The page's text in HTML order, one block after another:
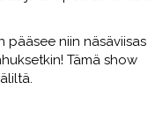
pääsee niin näsäviisas
Tämä show